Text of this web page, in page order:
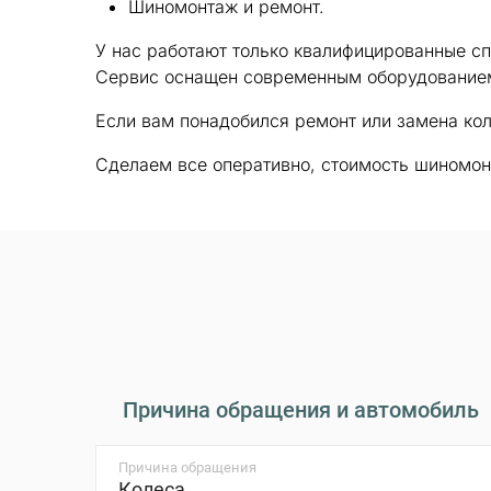
Шиномонтаж и ремонт.
У нас работают только квалифицированные
Сервис оснащен современным
Если вам понадобился ремонт или замена
Сделаем все оперативно, стоимость
Причина обращения и автомобиль
Причина обращения